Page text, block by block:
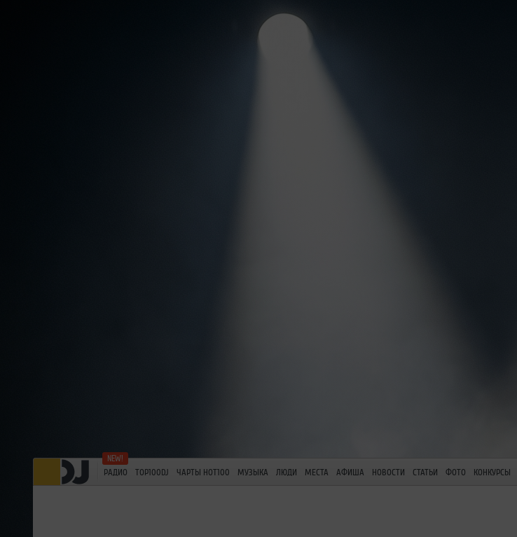
РАДИО TOP100DJ ЧАРТЫ HOT100 МУЗЫКА ЛЮДИ МЕСТА АФИША НОВОСТИ СТАТЬИ ФОТО КОНКУРСЫ